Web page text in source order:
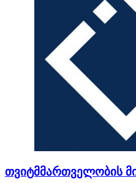
თვიტმმართველობის